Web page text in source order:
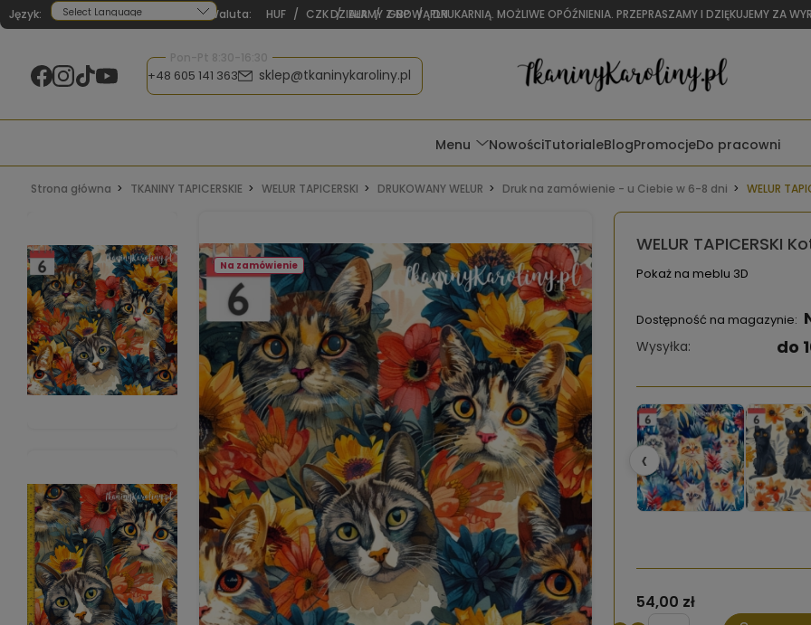
Język:
Powered by
Waluta: HUF / CZK / EUR / GBP / PLN
DZIAŁAMY Z NOWĄ DRUKARNIĄ. MOŻLIWE OPÓŹNIENIA. PRZEPRASZAMY I DZIĘKUJEMY ZA
Pon-Pt 8:30-16:30
+48 605 141 363 sklep@tkaninykaroliny.pl
Menu NowościTutorialeBlogPromocjeDo pracowni
Strona główna TKANINY TAPICERSKIE WELUR TAPICERSKI DRUKOWANY WELUR Druk na zamówienie - u Ciebie w 6-8 dni WELUR
Na zamówienie
WELUR TAPICERSKI
Pokaż na meblu 3D
Dostępność na magazynie:
Wysyłka: do
‹
54,00 zł